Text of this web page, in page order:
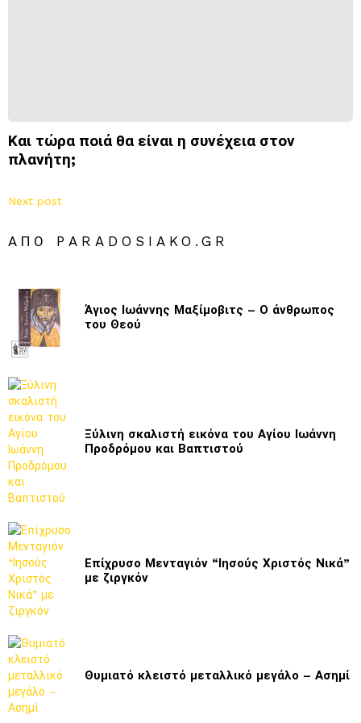
Και τώρα ποιά θα είναι η συνέχεια στον
πλανήτη;
Next post
ΑΠΌ PARADOSIAKO.GR
Άγιος Ιωάννης Μαξίμοβιτς – Ο άνθρωπος
του Θεού
Ξύλινη σκαλιστή εικόνα του Αγίου Ιωάννη
Προδρόμου και Βαπτιστού
Επίχρυσο Μενταγιόν “Ιησούς Χριστός Νικά”
με ζιργκόν
Θυμιατό κλειστό μεταλλικό μεγάλο – Ασημί